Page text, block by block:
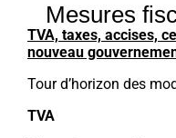
Mesures
TVA, taxes, accises,
nouveau
Tour d’horizon des
TVA